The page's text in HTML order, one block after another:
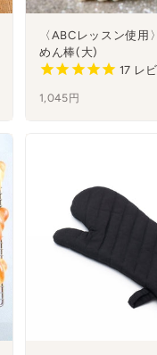
〈ABCレッスン使用
めん棒(大)
17 レ
1,045円